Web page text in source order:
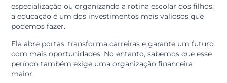
O início de um novo ciclo de estudos traz sempre uma
mistura de entusiasmo e planejamento. Seja para
está ingressando na faculdade, fazendo um curso de
especialização ou organizando a rotina escolar dos
a educação é um dos investimentos mais valiosos que
podemos fazer.